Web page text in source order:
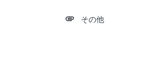
attachment その他